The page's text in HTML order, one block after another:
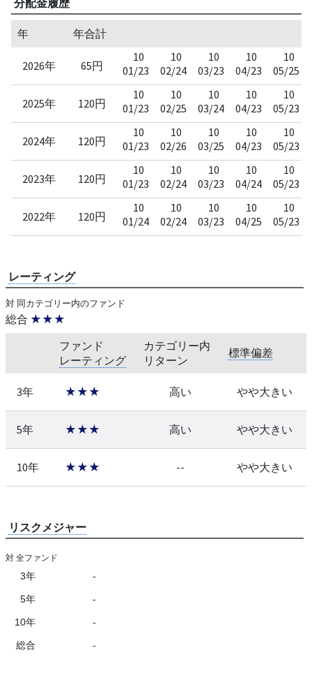
年 年合計
2026年 65円
10
01/23
10
02/24
10
03/23
10
04/23
10
05/25
2025年 120円
10
01/23
10
02/25
10
03/24
10
04/23
10
05/23
2024年 120円
10
01/23
10
02/26
10
03/25
10
04/23
10
05/23
2023年 120円
10
01/23
10
02/24
10
03/23
10
04/24
10
05/23
2022年 120円
10
01/24
10
02/24
10
03/23
10
04/25
10
05/23
レーティング
対 同カテゴリー内のファンド
総合 ★★★
ファンド
レーティング
カテゴリー内
リターン
標準偏差
3年 ★★★ 高い やや大きい
5年 ★★★ 高い やや大きい
10年 ★★★ -- やや大きい
リスクメジャー
対 全ファンド
3年 -
5年 -
10年 -
総合 -